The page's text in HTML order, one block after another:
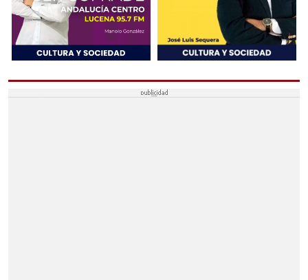
ECIJA
CAÑADA ROSAL
FUENTES DE ANDALUCÍA
LA CAMPANA